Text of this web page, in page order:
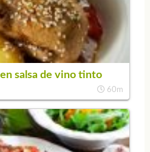
salsa de vino tinto
60m